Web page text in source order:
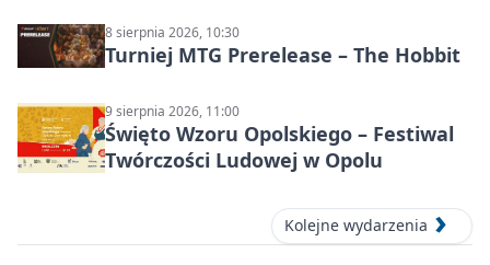
8 sierpnia 2026, 10:30
Turniej MTG Prerelease – The Hobbit
9 sierpnia 2026, 11:00
Święto Wzoru Opolskiego – Festiwal
Twórczości Ludowej w Opolu
Kolejne wydarzenia